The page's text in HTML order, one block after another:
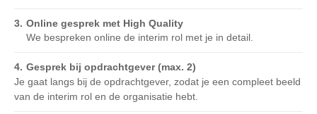
Online gesprek met High Quality
We bespreken online de interim rol met je in detail.
Gesprek bij opdrachtgever (max. 2)
Je gaat langs bij de opdrachtgever, zodat je een compleet beeld
van de interim rol en de organisatie hebt.